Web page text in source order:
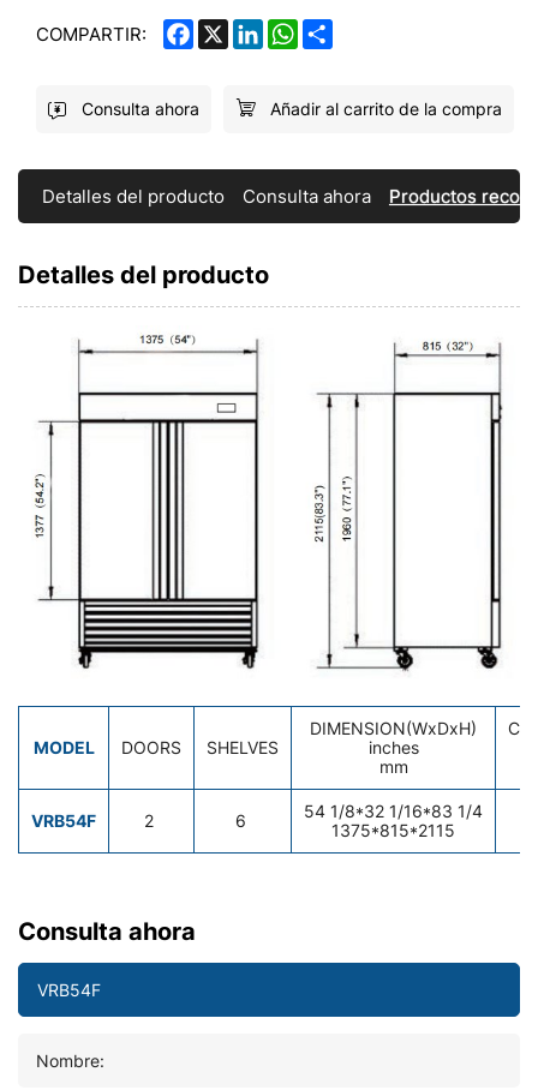
COMPARTIR: FACEBOOK
X LINKEDINWHATSAPP
Consulta ahora Añadir al carrito de la compra
Detalles del producto Consulta ahora Productos
Detalles del producto
MODEL DOORS SHELVES
DIMENSION(WxDxH)
inches
mm
VRB54F 2 6 54 1/8*32 1/16*83 1/4
1375*815*2115
Consulta ahora
Nombre: